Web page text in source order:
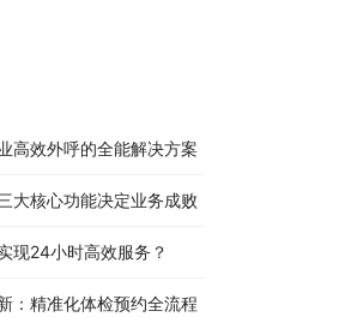
高效外呼的全能解决方案​
大核心功能决定业务成败​
现24小时高效服务？
：精准化体检预约全流程